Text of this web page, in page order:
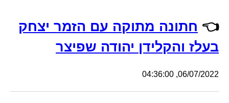
👈 חתונה מתוקה עם הזמר יצחק
בעלז והקלידן יהודה שפיצר
06/07/2022, 04:36:00